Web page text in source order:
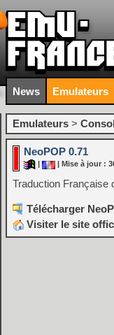
News Emulateurs
Emulateurs >
NeoPOP 0.71
| Mise à jour :
Traduction Française
Télécharger
Visiter le site